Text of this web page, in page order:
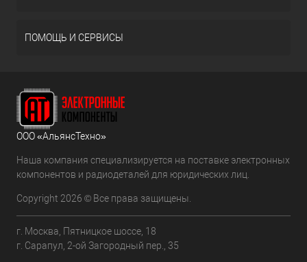
ПОМОЩЬ И СЕРВИСЫ
ООО «АльянсТехно»
Наша компания специализируется на поставке электронных
компонентов и радиодеталей для юридических лиц.
Copyright 2026 © Все права защищены.
г. Москва, Пятницкое шоссе, 18
г. Сарапул, 2-ой Загородный пер., 35